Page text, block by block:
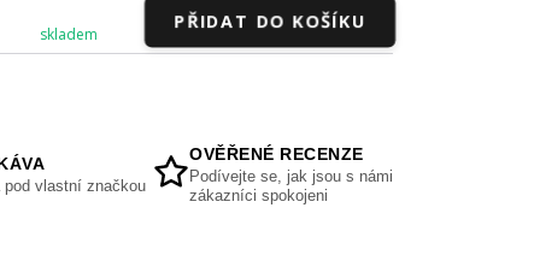
skladem
PŘIDAT DO KOŠÍKU
pod vlastní značkou
OVĚŘENÉ RECENZE
Podívejte se, jak jsou s námi
zákazníci spokojeni